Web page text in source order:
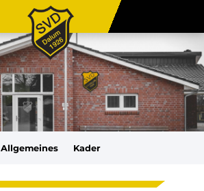
Allgemeines Kader